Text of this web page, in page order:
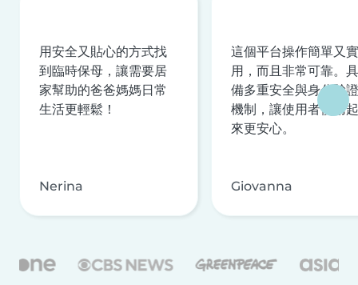
用安全又貼心的方式找
到臨時保母，讓需要居
家幫助的爸爸媽媽日常
生活更輕鬆！
Nerina
這個平台操作簡單又實
用，而且非常可靠。具
備多重安全與身分驗證
機制，讓使用者使用起
來更安心。
Giovanna